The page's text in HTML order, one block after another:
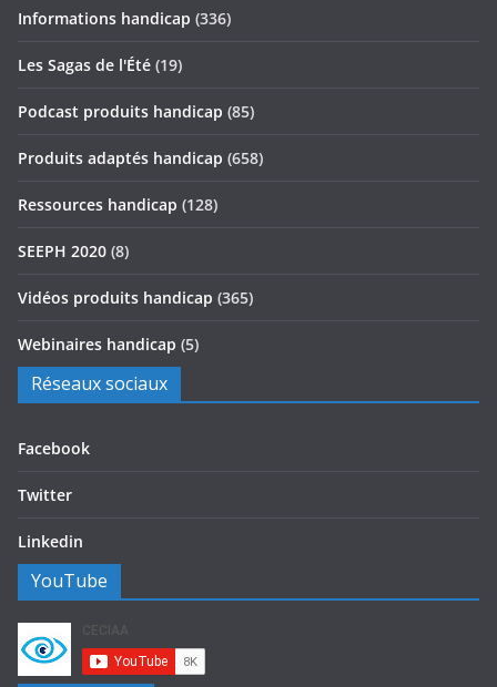
Informations handicap (336)
Les Sagas de l'Été (19)
Podcast produits handicap (85)
Produits adaptés handicap (658)
Ressources handicap (128)
SEEPH 2020 (8)
Vidéos produits handicap (365)
Webinaires handicap (5)
Réseaux sociaux
Facebook
Twitter
Linkedin
YouTube